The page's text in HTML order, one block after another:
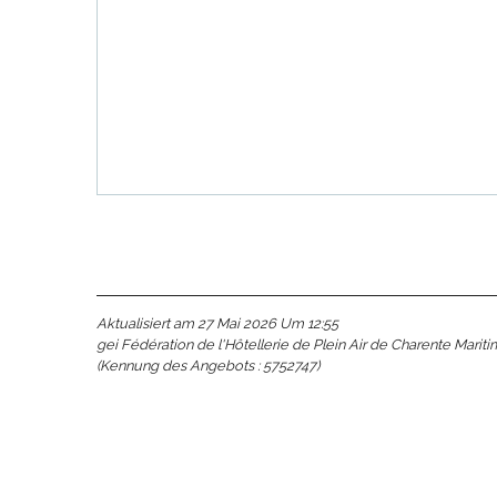
Aktualisiert am 27 Mai 2026 Um 12:55
gei Fédération de l'Hôtellerie de Plein Air de Charente
(Kennung des Angebots : 5752747)